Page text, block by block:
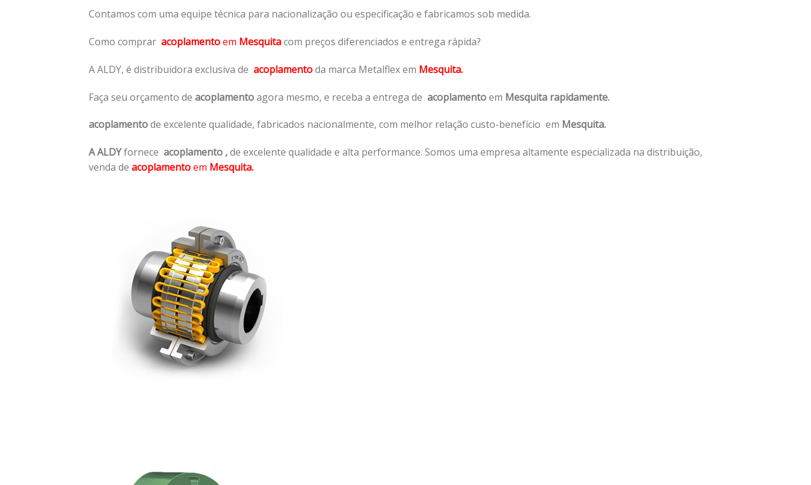
Contamos com uma equipe técnica para nacionalização ou especificação e fabricamos sob medida.
Como comprar acoplamentoem Mesquitacom preços diferenciados e entrega rápida?
A ALDY, é distribuidora exclusiva de acoplamentoda marca Metalflex em Mesquita.
Faça seu orçamento de acoplamentoagora mesmo, e receba a entrega de acoplamentoem Mesquita rapidamente.
acoplamentode excelente qualidade, fabricados nacionalmente, com melhor relação custo-benefício em Mesquita.
A ALDYfornece acoplamento ,de excelente qualidade e alta performance. Somos uma empresa altamente especializada na distribuição,
venda de acoplamentoem Mesquita.